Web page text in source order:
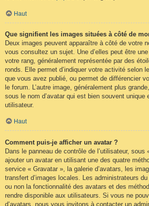
Haut
Que signifient les images situées à côté de
Deux images peuvent apparaître à côté de votre
vous consultez un sujet. Une d’elles peut être
votre rang, généralement représentée par des
ronds. Elle permet d’indiquer votre activité selon
que vous avez publié, ou permet de différencier
le forum. L’autre image, généralement plus
sous le nom d’avatar qui est bien souvent unique
utilisateur.
Haut
Comment puis-je afficher un avatar ?
Dans le panneau de contrôle de l’utilisateur,
ajouter un avatar en utilisant une des quatre
service « Gravatar », la galerie d’avatars, les
transfert d’images locales. Les administrateurs
ou non la fonctionnalité des avatars et des
rendre disponible aux utilisateurs. Si vous ne
d’avatars, nous vous invitons à contacter un